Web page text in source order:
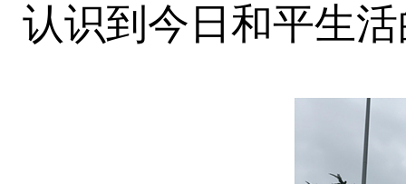
认识到今日和平生